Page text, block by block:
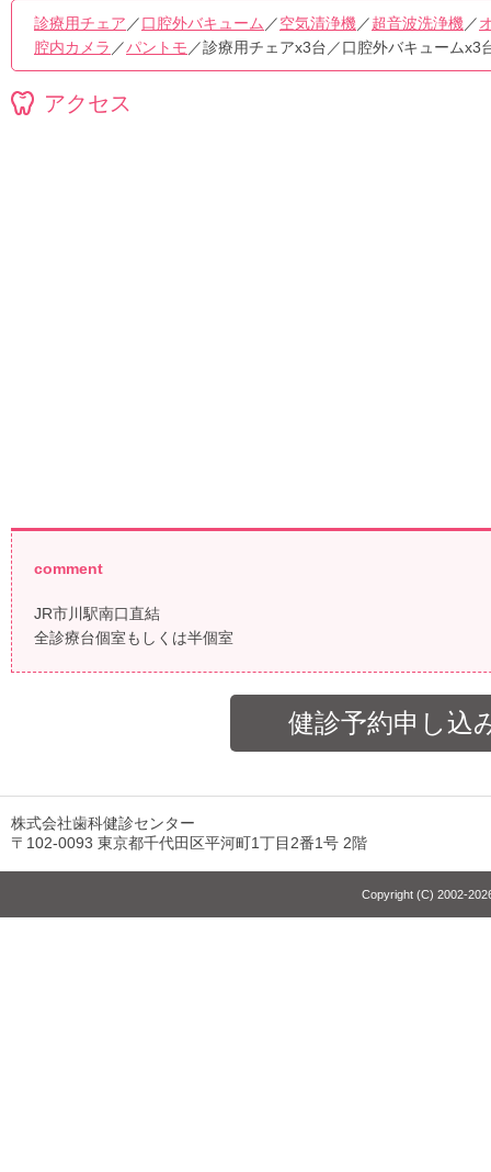
診療用チェア ／口腔外バキューム ／空気清浄機 ／超音波洗浄機 ／
腔内カメラ ／パントモ ／診療用チェアx3台／口腔外バキュームx3
アクセス
comment
JR市川駅南口直結
全診療台個室もしくは半個室
健診予約申し込
株式会社歯科健診センター
〒102-0093 東京都千代田区平河町1丁目2番1号 2階
Copyright (C) 2002-